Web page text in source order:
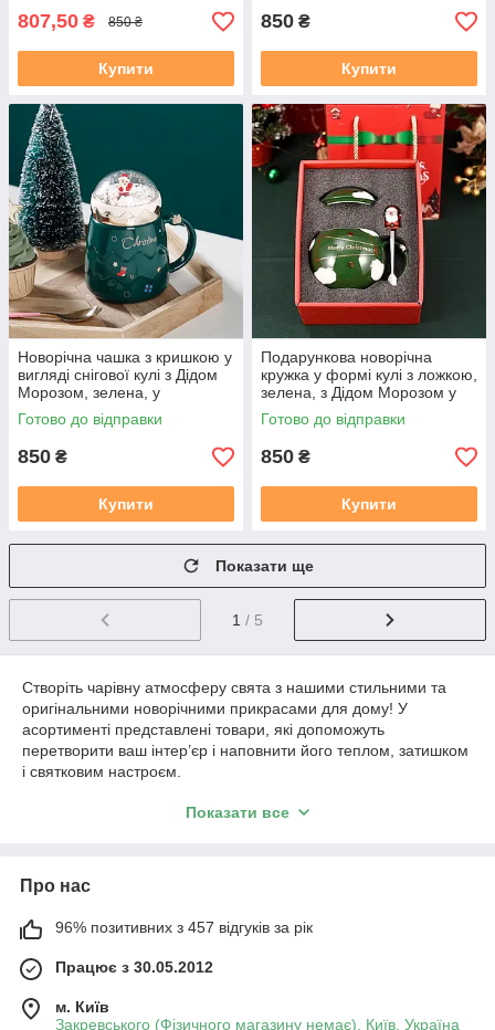
807,50 ₴ 850 ₴
Купити
850 ₴
Купити
Новорічна чашка з кришкою у
вигляді снігової кулі з Дідом
Морозом, зелена, у
подарунковій упаковці
Готово до відправки
850 ₴
Купити
Подарункова новорічна
кружка у формі кулі з ложкою,
зелена, з Дідом Морозом у
подарунковій упаковці
Готово до відправки
850 ₴
Купити
Показати ще
1 / 5
Створіть чарівну атмосферу свята з нашими стильними та
оригінальними новорічними прикрасами для дому! У
асортименті представлені товари, які допоможуть
перетворити ваш інтер’єр і наповнити його теплом, затишком
і святковим настроєм.
свічки та витончені свічники, що додають затишного
Настільні декорації: елегантні статуетки у вигляді
Текстиль: святкові скатертини, подушки та пледи із
Показати все
Про нас
96% позитивних з 457 відгуків за рік
Працює з 30.05.2012
м. Київ
Закревського (Фізичного магазину немає), Київ, Україна